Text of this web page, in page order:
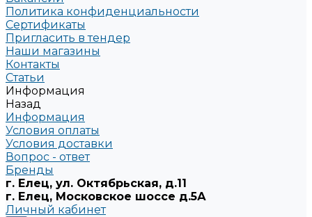
Политика конфиденциальности
Сертификаты
Пригласить в тендер
Наши магазины
Контакты
Статьи
Информация
Назад
Информация
Условия оплаты
Условия доставки
Вопрос - ответ
Бренды
г. Елец, ул. Октябрьская, д.11
г. Елец, Московское шоссе д.5А
Личный кабинет